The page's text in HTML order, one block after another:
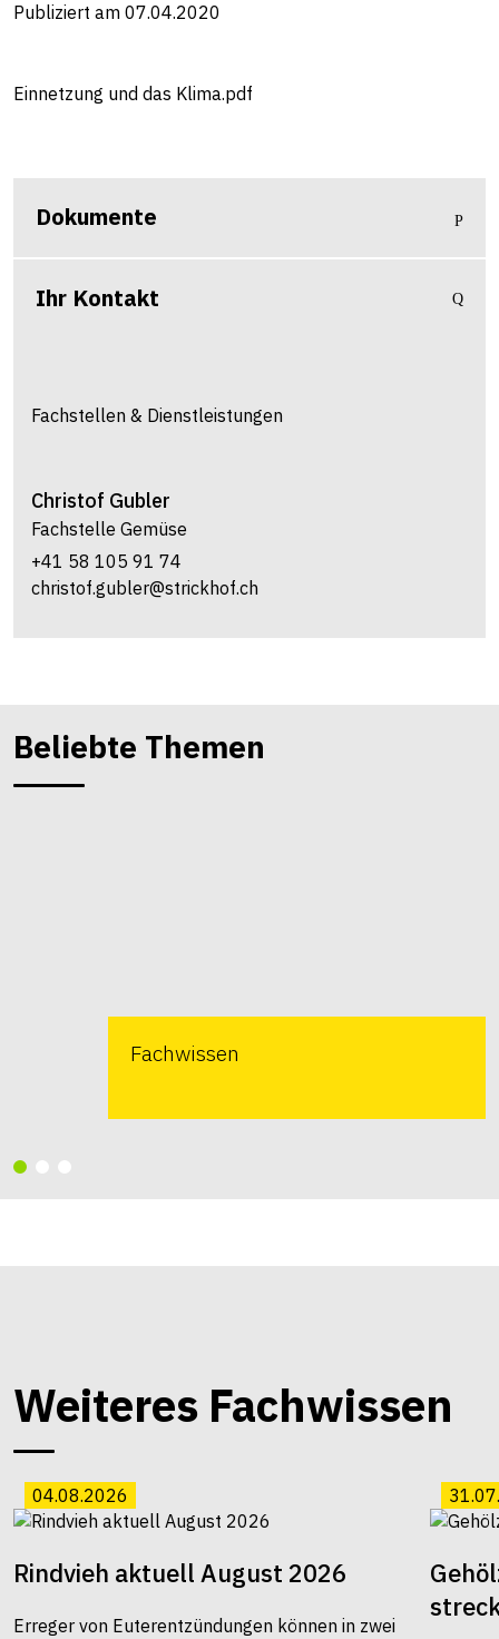
Publiziert am 07.04.2020
Einnetzung und das Klima.pdf
Dokumente
Ihr Kontakt
Fachstellen & Dienstleistungen
Christof Gubler
Fachstelle Gemüse
+41 58 105 91 74
christof.gubler@strickhof.ch
Beliebte Themen
Fachwissen
Weiteres Fachwissen
04.08.2026
Rindvieh aktuell August 2026
Erreger von Euterentzündungen können in zwei